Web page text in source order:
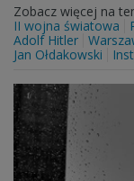
Zobacz więcej na
II wojna światowa
Adolf Hitler
Jan Ołdakowski